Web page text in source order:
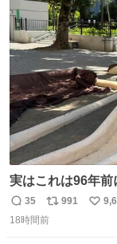
さで亡くなりまし
りました 続く↓
ト
数
数
実はこれは96年
返
信
35
リ
ポ
991
い
18時間前